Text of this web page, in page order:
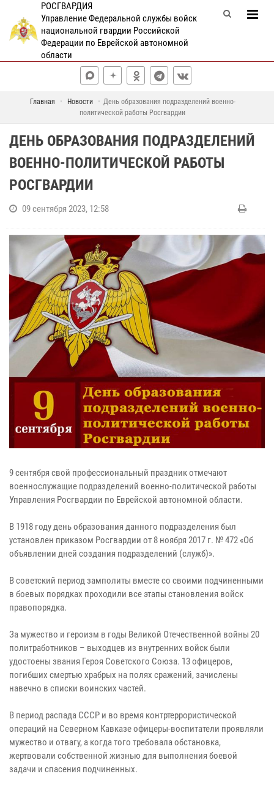
РОСГВАРДИЯ
Управление Федеральной службы войск
национальной гвардии Российской
Федерации по Еврейской автономной
области
Главная Новости
День образования подразделений военно-
политической работы Росгвардии
ДЕНЬ ОБРАЗОВАНИЯ ПОДРАЗДЕЛЕНИЙ
ВОЕННО-ПОЛИТИЧЕСКОЙ РАБОТЫ
РОСГВАРДИИ
09 сентября 2023, 12:58
9 сентября свой профессиональный праздник отмечают
военнослужащие подразделений военно-политической работы
Управления Росгвардии по Еврейской автономной области.
В 1918 году день образования данного подразделения был
установлен приказом Росгвардии от 8 ноября 2017 г. № 472 «Об
объявлении дней создания подразделений (служб)».
В советский период замполиты вместе со своими подчиненными
в боевых порядках проходили все этапы становления войск
правопорядка.
За мужество и героизм в годы Великой Отечественной войны 20
политработников – выходцев из внутренних войск были
удостоены звания Героя Советского Союза. 13 офицеров,
погибших смертью храбрых на полях сражений, зачислены
навечно в списки воинских частей.
В период распада СССР и во время контртеррористической
операций на Северном Кавказе офицеры-воспитатели проявляли
мужество и отвагу, а когда того требовала обстановка,
жертвовали собственной жизнью для выполнения боевой
задачи и спасения подчиненных.